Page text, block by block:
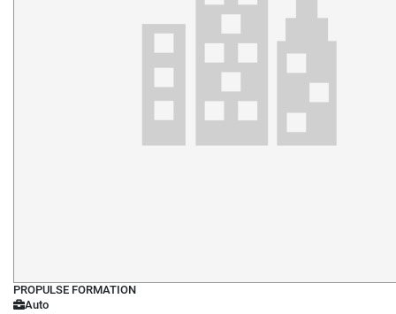
PROPULSE FORMATION
Auto